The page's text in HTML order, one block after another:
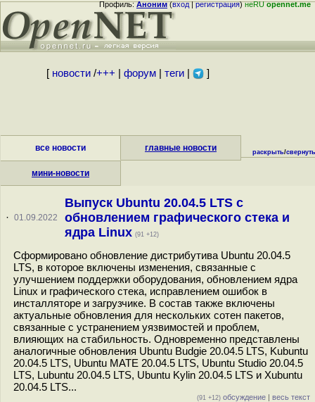
Профиль:Аноним(вход|регистрация)неRUopennet.me
[ новости/+++ форум| теги| ]
все новости главные новости
мини-новости
раскрыть/свернуть
· 01.09.2022
Выпуск Ubuntu 20.04.5 LTS c
обновлением графического стека и
ядра Linux (91 +12)
Сформировано обновление дистрибутива Ubuntu 20.04.5
LTS, в которое включены изменения, связанные с
улучшением поддержки оборудования, обновлением ядра
Linux и графического стека, исправлением ошибок в
инсталляторе и загрузчике. В состав также включены
актуальные обновления для нескольких сотен пакетов,
связанные с устранением уязвимостей и проблем,
влияющих на стабильность. Одновременно представлены
аналогичные обновления Ubuntu Budgie 20.04.5 LTS, Kubuntu
20.04.5 LTS, Ubuntu MATE 20.04.5 LTS, Ubuntu Studio 20.04.5
LTS, Lubuntu 20.04.5 LTS, Ubuntu Kylin 20.04.5 LTS и Xubuntu
20.04.5 LTS...
(91 +12) обсуждение | весь текст